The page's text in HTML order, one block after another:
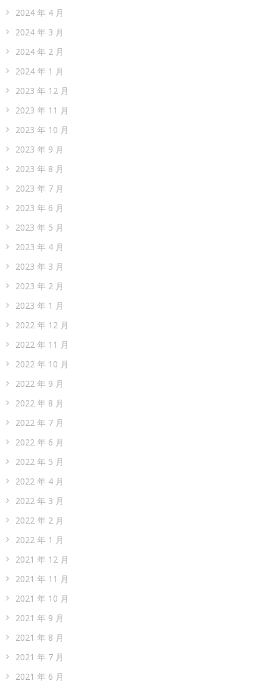
2024 年 4 月
2024 年 3 月
2024 年 2 月
2024 年 1 月
2023 年 12 月
2023 年 11 月
2023 年 10 月
2023 年 9 月
2023 年 8 月
2023 年 7 月
2023 年 6 月
2023 年 5 月
2023 年 4 月
2023 年 3 月
2023 年 2 月
2023 年 1 月
2022 年 12 月
2022 年 11 月
2022 年 10 月
2022 年 9 月
2022 年 8 月
2022 年 7 月
2022 年 6 月
2022 年 5 月
2022 年 4 月
2022 年 3 月
2022 年 2 月
2022 年 1 月
2021 年 12 月
2021 年 11 月
2021 年 10 月
2021 年 9 月
2021 年 8 月
2021 年 7 月
2021 年 6 月